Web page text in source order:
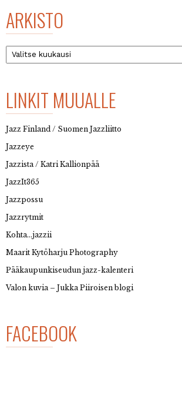
ARKISTO
Arkisto
LINKIT MUUALLE
Jazz Finland / Suomen Jazzliitto
Jazzeye
Jazzista / Katri Kallionpää
JazzIt365
Jazzpossu
Jazzrytmit
Kohta…jazzii
Maarit Kytöharju Photography
Pääkaupunkiseudun jazz-kalenteri
Valon kuvia – Jukka Piiroisen blogi
FACEBOOK